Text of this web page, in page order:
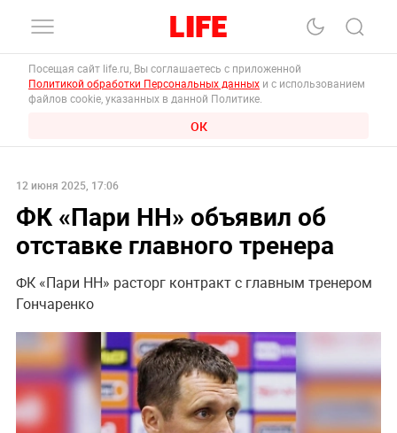
Посещая сайт life.ru, Вы соглашаетесь с приложенной
Политикой обработки Персональных данных и с использованием
файлов cookie, указанных в данной Политике.
ОК
12 июня 2025, 17:06
ФК «Пари НН» объявил об
отставке главного тренера
ФК «Пари НН» расторг контракт с главным тренером
Гончаренко